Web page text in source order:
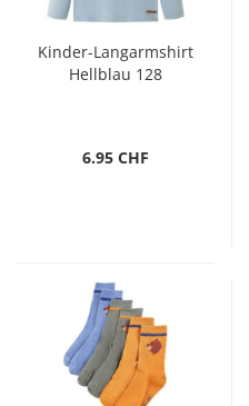
Kinder-Langarmshirt
Hellblau 128
6.95 CHF